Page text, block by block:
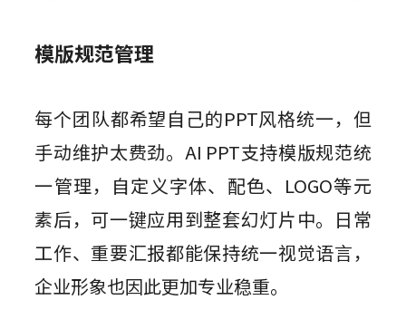
模版规范管理
每个团队都希望自己的PPT风格统一，但
手动维护太费劲。AI PPT支持模版规范统
一管理，自定义字体、配色、LOGO等元
素后，可一键应用到整套幻灯片中。日常
工作、重要汇报都能保持统一视觉语言，
企业形象也因此更加专业稳重。